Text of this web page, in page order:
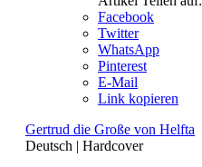
Facebook
Twitter
WhatsApp
Pinterest
E-Mail
Link kopieren
Gertrud die Große von Helfta
Deutsch | Hardcover